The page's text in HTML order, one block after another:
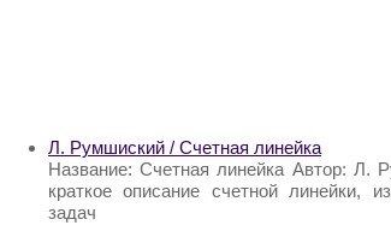
Л. Румшиский / Счетная линейка
Название: Счетная линейка Автор: Л.
краткое описание счетной линейки,
задач